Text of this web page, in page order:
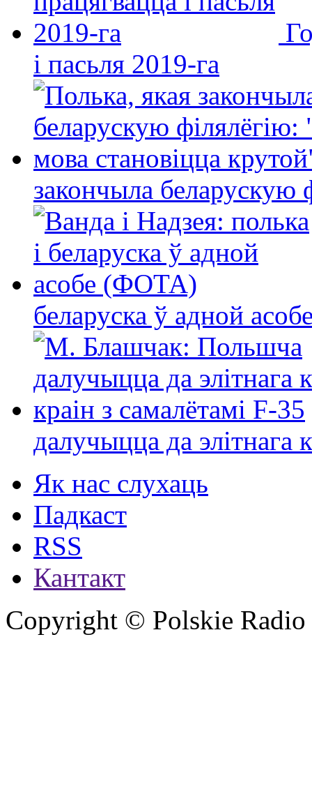
і пасьля 2019-га
закончыла беларускую
беларуска ў адной
далучыцца да элітнага
Як нас слухаць
Падкаст
RSS
Кантакт
Copyright © Polskie